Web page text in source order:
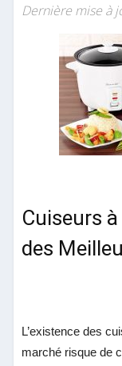
Dernière mise à
Cuiseurs
des
L’existence des
marché risque de